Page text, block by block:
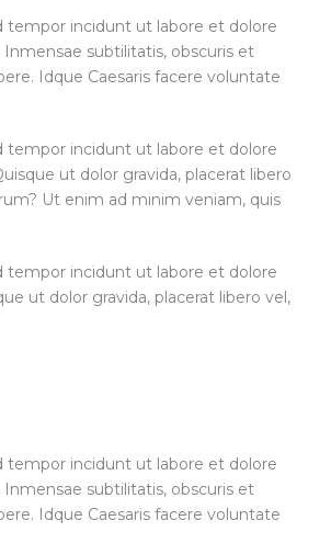
tempor incidunt ut labore et dolore
subtilitatis, obscuris et
Idque Caesaris facere voluntate
tempor incidunt ut labore et dolore
ut dolor gravida, placerat libero
Ut enim ad minim veniam, quis
tempor incidunt ut labore et dolore
ut dolor gravida, placerat libero vel,
tempor incidunt ut labore et dolore
subtilitatis, obscuris et
Idque Caesaris facere voluntate